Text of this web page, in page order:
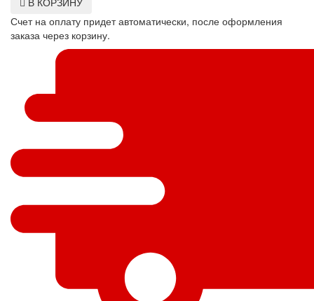
Счет на оплату придет автоматически, после оформления
заказа через корзину.